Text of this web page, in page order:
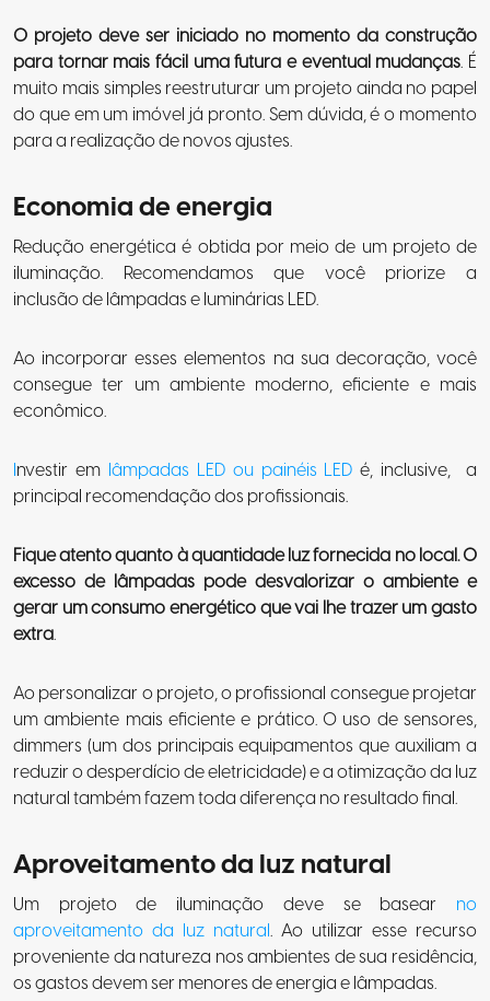
O projeto deve ser iniciado no momento da construção
para tornar mais fácil uma futura e eventual mudanças. É
muito mais simples reestruturar um projeto ainda no papel
do que em um imóvel já pronto. Sem dúvida, é o momento
para a realização de novos ajustes.
Economia de energia
Redução energética é obtida por meio de um projeto de
iluminação. Recomendamos que você priorize a
inclusão de lâmpadas e luminárias LED.
Ao incorporar esses elementos na sua decoração, você
consegue ter um ambiente moderno, eficiente e mais
econômico.
Investir em lâmpadas LED ou painéis LED é, inclusive,
a
principal recomendação dos profissionais.
Fique atento quanto à quantidade luz fornecida no local. O
excesso de lâmpadas pode desvalorizar o ambiente e
gerar um consumo energético que vai lhe trazer um gasto
extra.
Ao personalizar o projeto, o profissional consegue projetar
um ambiente mais eficiente e prático. O uso de sensores,
dimmers (um dos principais equipamentos que auxiliam a
reduzir o desperdício de eletricidade) e a otimização da luz
natural também fazem toda diferença no resultado final.
Aproveitamento da luz natural
Um projeto de iluminação deve se basear no
aproveitamento da luz natural. Ao utilizar esse recurso
proveniente da natureza nos ambientes de sua residência,
os gastos devem ser menores de energia e lâmpadas.